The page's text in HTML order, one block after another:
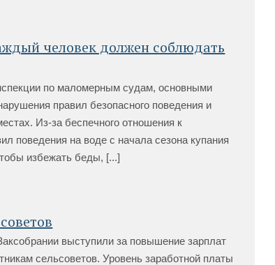
человек должен соблюдать
по маломерным судам, основными
правил безопасного поведения и
Из-за беспечного отношения к
поведения на воде с начала сезона купания
избежать беды, [...]
выступили за повышение зарплат
сельсоветов. Уровень заработной платы